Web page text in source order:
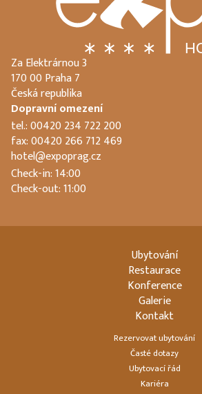
Za Elektrárnou 3
170 00 Praha 7
Česká republika
Dopravní omezení
tel.: 00420 234 722 200
fax: 00420 266 712 469
hotel@expoprag.cz
Check-in: 14:00
Check-out: 11:00
Rezervovat ubytování
Časté dotazy
Ubytovací řád
Kariéra
Ubytování
Restaurace
Konference
Galerie
Kontakt